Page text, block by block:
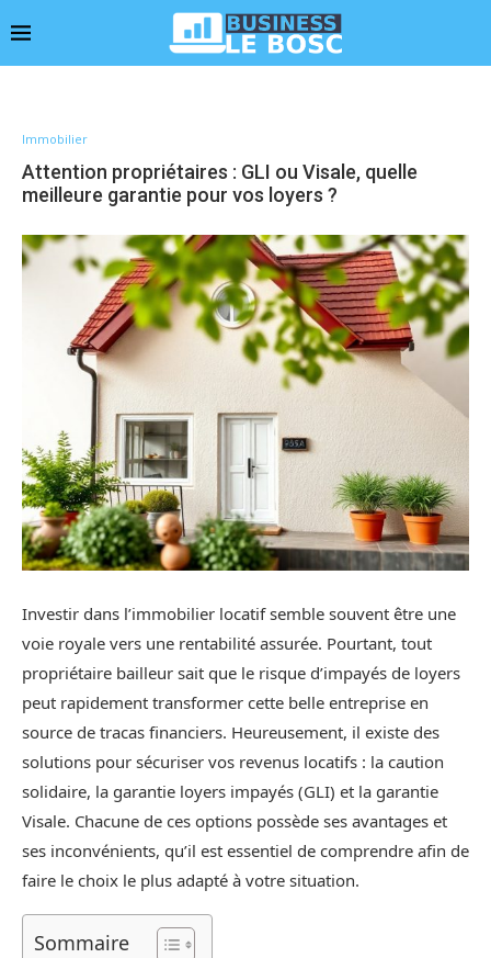
Immobilier
Attention propriétaires : GLI ou Visale, quelle
meilleure garantie pour vos loyers ?
Investir dans l’immobilier locatif semble souvent être une
voie royale vers une rentabilité assurée. Pourtant, tout
propriétaire bailleur sait que le risque d’impayés de loyers
peut rapidement transformer cette belle entreprise en
source de tracas financiers. Heureusement, il existe des
solutions pour sécuriser vos revenus locatifs : la caution
solidaire, la garantie loyers impayés (GLI) et la garantie
Visale. Chacune de ces options possède ses avantages et
ses inconvénients, qu’il est essentiel de comprendre afin de
faire le choix le plus adapté à votre situation.
Sommaire